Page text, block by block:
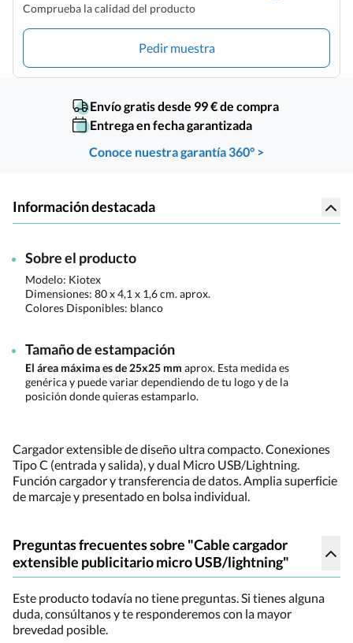
Comprueba la calidad del producto
Pedir muestra
Envío gratis desde 99 € de compra
Entrega en fecha garantizada
Conoce nuestra garantía 360° >
Información destacada
Sobre el producto
Modelo: Kiotex
Dimensiones: 80 x 4,1 x 1,6 cm. aprox.
Colores Disponibles: blanco
Tamaño de estampación
El área máxima es de 25x25 mm aprox. Esta medida es
genérica y puede variar dependiendo de tu logo y de la
posición donde quieras estamparlo.
Cargador extensible de diseño ultra compacto. Conexiones
Tipo C (entrada y salida), y dual Micro USB/Lightning.
Función cargador y transferencia de datos. Amplia superficie
de marcaje y presentado en bolsa individual.
Preguntas frecuentes sobre "Cable cargador
extensible publicitario micro USB/lightning"
Este producto todavía no tiene preguntas. Si tienes alguna
duda, consúltanos y te responderemos con la mayor
brevedad posible.